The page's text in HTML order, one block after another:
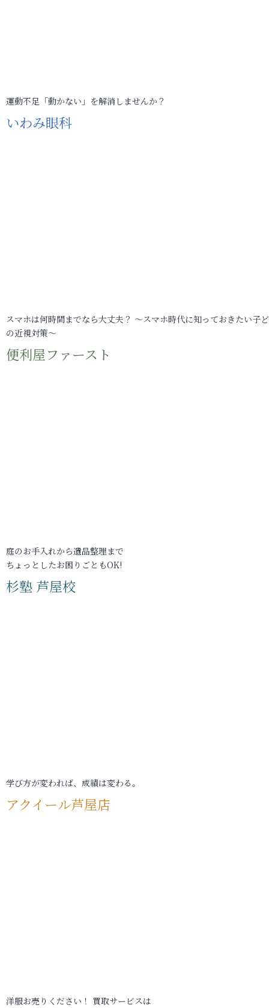
運動不足「動かない」を解消しませんか？
いわみ眼科
スマホは何時間までなら大丈夫？ ～スマホ時代に知っておきたい子
の近視対策～
便利屋ファースト
庭のお手入れから遺品整理まで
ちょっとしたお困りごともOK!
杉塾 芦屋校
学び方が変われば、成績は変わる。
アクイール芦屋店
洋服お売りください！ 買取サービスは